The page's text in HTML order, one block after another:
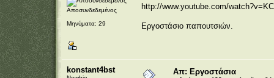
Αποσυνδεδεμένος
Μηνύματα: 29
http://www.youtube.com/
Εργοστάσιο παπουτσιών.
konstant4bst Απ: Εργοστάσια